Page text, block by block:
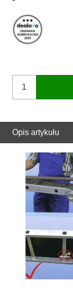
Opis artykułu